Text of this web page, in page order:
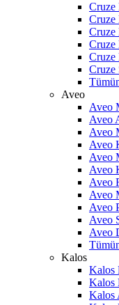
Cruze
Cruze
Cruze
Cruze
Cruze
Cruze
Aveo
Aveo
Aveo
Aveo
Aveo
Aveo
Aveo
Aveo
Aveo
Aveo
Aveo
Aveo
Kalos
Kalos
Kalos
Kalos